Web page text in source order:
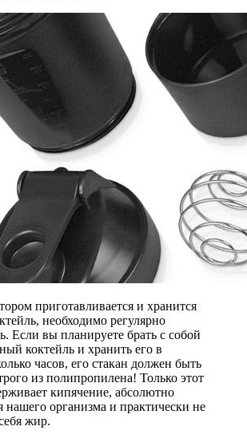
приготавливается и хранится
необходимо регулярно
Если вы планируете брать с собой
коктейль и хранить его в
часов, его стакан должен быть
из полипропилена! Только этот
кипячение, абсолютно
нашего организма и практически не
жир.